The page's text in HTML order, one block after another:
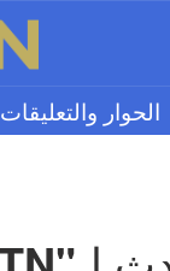
الحوار والتعليقات